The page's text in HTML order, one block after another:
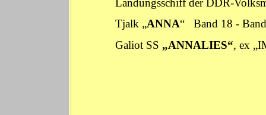
Landungsschiff der DDR-
Tjalk „ANNA“ Band 18 -
Galiot SS „ANNALIES“, ex